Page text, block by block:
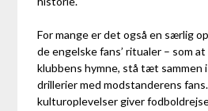
For mange er det også en særlig
de engelske fans’ ritualer – som
klubbens hymne, stå tæt sammen
drillerier med modstanderens
kulturoplevelser giver